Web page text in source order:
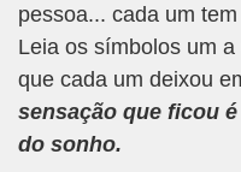
pessoa... cada um
Leia os símbolos um
que cada um deixou
sensação que ficou
do sonho.